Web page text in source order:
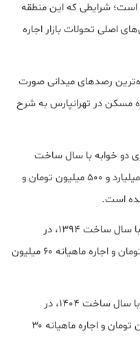
شرایطی که این منطقه
اصلی تحولات بازار اجاره
رصدهای میدانی صورت
مسکن در تهرانپارس به شرح
نوشت: یک واحد ۱۴۰ متری دو خوابه با سال ساخت
۱۴۰۰، در «تهرانپارس غربی» با ودیعه ۲ میلیارد و ۵۰۰ میلیون تومان و
واحد دیگری، به متراژ ۱۲۰ متر دو خوابه با سال ساخت ۱۳۹۴، در
«تهرانپارس جنوبی» با ودیعه ۱ میلیارد تومان و اجاره ماهیانه ۶۰ میلیون
همچنین، یک واحد ۸۵ متری دو خوابه با سال ساخت ۱۴۰۴، در
«تهرانپارس شرقی» با ودیعه ۵۰۰ میلیون تومان و اجاره ماهیانه ۳۰